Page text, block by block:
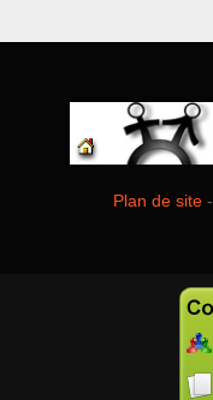
Plan de site-